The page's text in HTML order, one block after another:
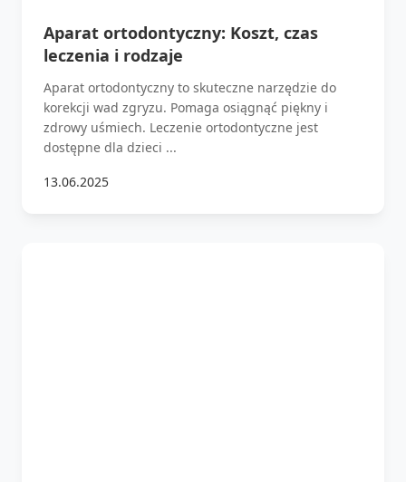
Aparat ortodontyczny: Koszt, czas
leczenia i rodzaje
Aparat ortodontyczny to skuteczne narzędzie do
korekcji wad zgryzu. Pomaga osiągnąć piękny i
zdrowy uśmiech. Leczenie ortodontyczne jest
dostępne dla dzieci ...
13.06.2025